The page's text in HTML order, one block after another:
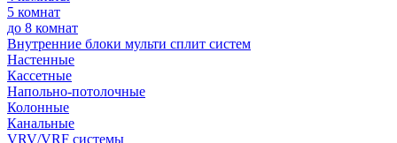
5 комнат
до 8 комнат
Внутренние блоки мульти сплит систем
Настенные
Кассетные
Напольно-потолочные
Колонные
Канальные
VRV/VRF системы